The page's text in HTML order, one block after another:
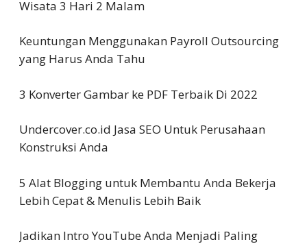
Wisata 3 Hari 2 Malam
Keuntungan Menggunakan Payroll Outsourcing
yang Harus Anda Tahu
3 Konverter Gambar ke PDF Terbaik Di 2022
Undercover.co.id Jasa SEO Untuk Perusahaan
Konstruksi Anda
5 Alat Blogging untuk Membantu Anda Bekerja
Lebih Cepat & Menulis Lebih Baik
Jadikan Intro YouTube Anda Menjadi Paling